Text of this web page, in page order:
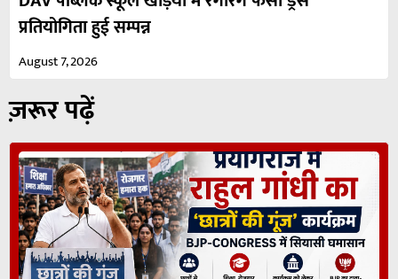
प्रतियोगिता हुई सम्पन्न
August 7, 2026
ज़रूर पढ़ें